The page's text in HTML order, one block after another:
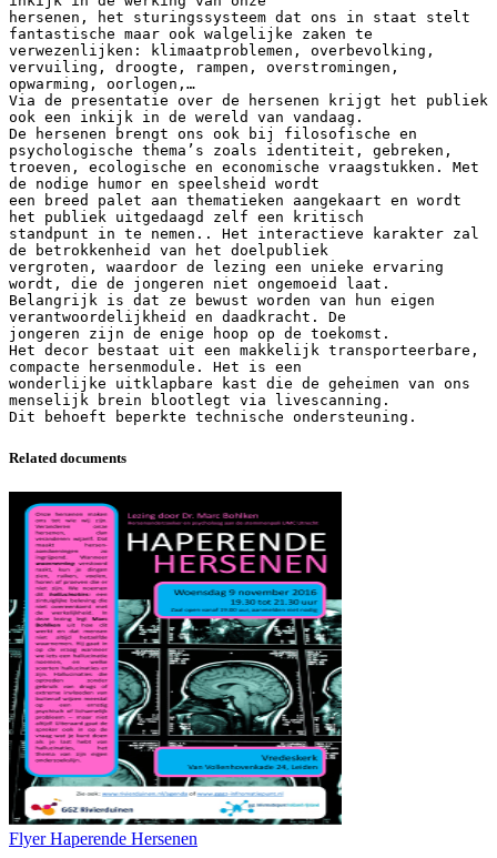
hersenen, het sturingssysteem dat ons in staat stelt
fantastische maar ook walgelijke zaken te
verwezenlijken: klimaatproblemen, overbevolking,
vervuiling, droogte, rampen, overstromingen,
opwarming, oorlogen,…
Via de presentatie over de hersenen krijgt het publiek
ook een inkijk in de wereld van vandaag.
De hersenen brengt ons ook bij filosofische en
psychologische thema’s zoals identiteit, gebreken,
troeven, ecologische en economische vraagstukken. Met
de nodige humor en speelsheid wordt
een breed palet aan thematieken aangekaart en wordt
het publiek uitgedaagd zelf een kritisch
standpunt in te nemen.. Het interactieve karakter zal
de betrokkenheid van het doelpubliek
vergroten, waardoor de lezing een unieke ervaring
wordt, die de jongeren niet ongemoeid laat.
Belangrijk is dat ze bewust worden van hun eigen
verantwoordelijkheid en daadkracht. De
jongeren zijn de enige hoop op de toekomst.
Het decor bestaat uit een makkelijk transporteerbare,
compacte hersenmodule. Het is een
wonderlijke uitklapbare kast die de geheimen van ons
menselijk brein blootlegt via livescanning.
Related documents
Flyer Haperende Hersenen